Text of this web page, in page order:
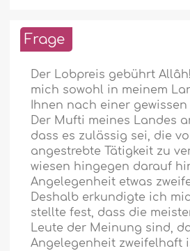
Frage
Der Lobpreis gebührt
mich sowohl in meinem
Ihnen nach einer
Der Mufti meines Landes
dass es zulässig sei, die
angestrebte Tätigkeit zu
wiesen hingegen darauf
Angelegenheit etwas
Deshalb erkundigte ich
stellte fest, dass die
Leute der Meinung sind,
Angelegenheit zweifelhaft